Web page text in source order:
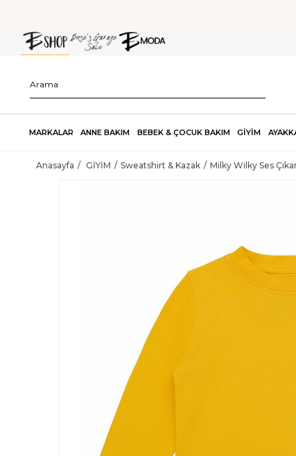
MARKALAR ANNE BAKIM BEBEK & ÇOCUK BAKIM GİYİM
Anasayfa GİYİM Sweatshirt & Kazak Milky Wilky Ses